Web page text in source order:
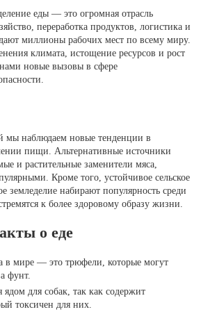
еды — это огромная отрасль
переработка продуктов, логистика и
миллионы рабочих мест по всему миру.
климата, истощение ресурсов и рост
нами новые вызовы в сфере
мы наблюдаем новые тенденции в
пищи. Альтернативные источники
и растительные заменители мяса,
Кроме того, устойчивое сельское
земледелие набирают популярность среди
к более здоровому образу жизни.
о еде
в мире — это трюфели, которые могут
фунт.
ядом для собак, так как содержит
токсичен для них.